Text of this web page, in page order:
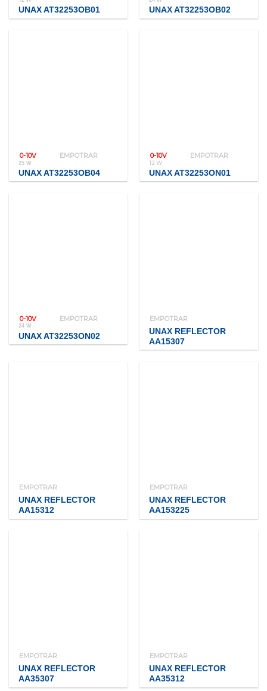
UNAX AT32253OB01 UNAX AT32253OB02
0-10V EMPOTRAR
25 W
UNAX AT32253OB04
0-10V EMPOTRAR
12 W
UNAX AT32253ON01
0-10V EMPOTRAR
24 W
UNAX AT32253ON02
EMPOTRAR
UNAX REFLECTOR
AA15307
EMPOTRAR
UNAX REFLECTOR
AA15312
EMPOTRAR
UNAX REFLECTOR
AA153225
EMPOTRAR
UNAX REFLECTOR
AA35307
EMPOTRAR
UNAX REFLECTOR
AA35312